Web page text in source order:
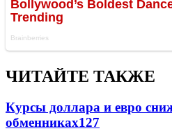
ЧИТАЙТЕ ТАКЖЕ
Курсы доллара и евро
обменниках127